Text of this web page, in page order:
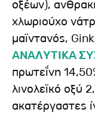
οξέων),
χλωριούχο
μαϊντανός,
ΑΝΑΛΥΤΙΚΑ
πρωτεΐνη
λινολεϊκό οξύ
ακατέργαστες